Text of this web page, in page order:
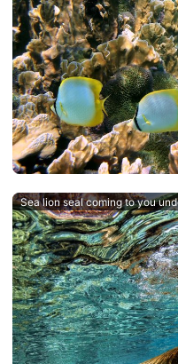
Sea lion seal coming to you